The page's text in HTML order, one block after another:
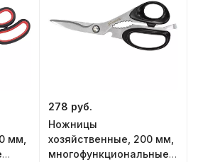
мм,
278 руб.
Ножницы
хозяйственные, 200 мм,
многофункциональные